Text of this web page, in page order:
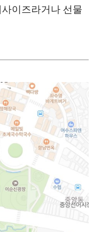
이즈라거나 선물